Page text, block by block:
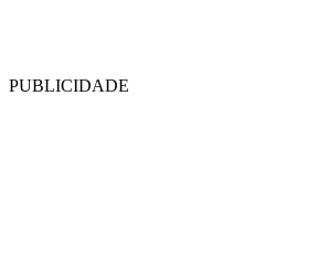
PUBLICIDADE